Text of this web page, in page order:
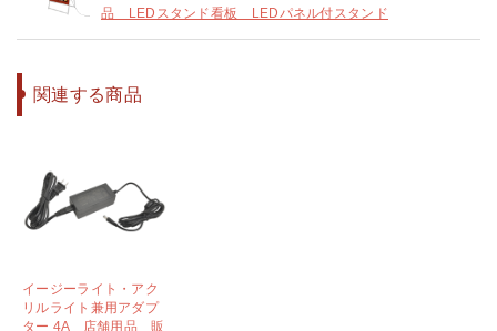
品 LEDスタンド看板 LEDパネル付スタンド
関連する商品
イージーライト・アク
リルライト兼用アダプ
ター 4A 店舗用品 販